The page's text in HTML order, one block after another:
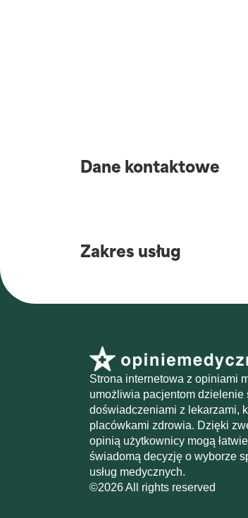
Dane kontaktowe
Zakres usług
Strona internetowa z opiniami
umożliwia pacjentom dzielenie
doświadczeniami z lekarzami,
placówkami zdrowia. Dzięki
opinią użytkownicy mogą
świadomą decyzję o wyborze
usług medycznych.
©2026 All rights reserved